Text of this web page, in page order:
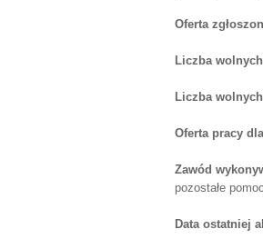
Oferta
Liczba
Liczba
Oferta pracy
Zawód
pozostałe
Data ostatniej